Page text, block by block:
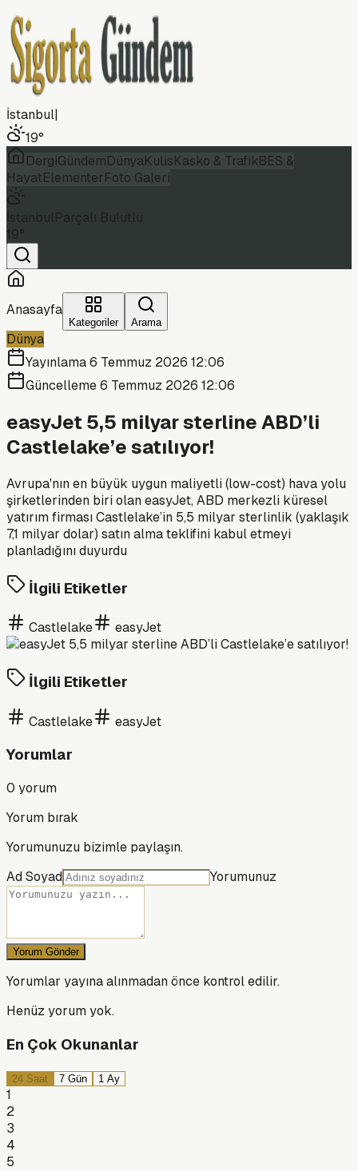
İstanbul|
19°
DergiGündemDünyaKulisKasko & TrafikBES &
HayatElementerFoto Galeri
Anasayfa
Kategoriler Arama
Dünya
Yayınlama6 Temmuz 2026 12:06
Güncelleme6 Temmuz 2026 12:06
easyJet 5,5 milyar sterline ABD’li
Castlelake’e satılıyor!
Avrupa'nın en büyük uygun maliyetli (low-cost) hava yolu
şirketlerinden biri olan easyJet, ABD merkezli küresel
yatırım firması Castlelake’in 5,5 milyar sterlinlik (yaklaşık
7,1 milyar dolar) satın alma teklifini kabul etmeyi
planladığını duyurdu
İlgili Etiketler
Castlelake easyJet
İlgili Etiketler
Castlelake easyJet
Yorumlar
0 yorum
Yorum bırak
Yorumunuzu bizimle paylaşın.
Ad Soyad
Yorumunuz
Yorum Gönder
Yorumlar yayına alınmadan önce kontrol edilir.
Henüz yorum yok.
En Çok Okunanlar
24 Saat 7 Gün 1 Ay
1
2
3
4
5